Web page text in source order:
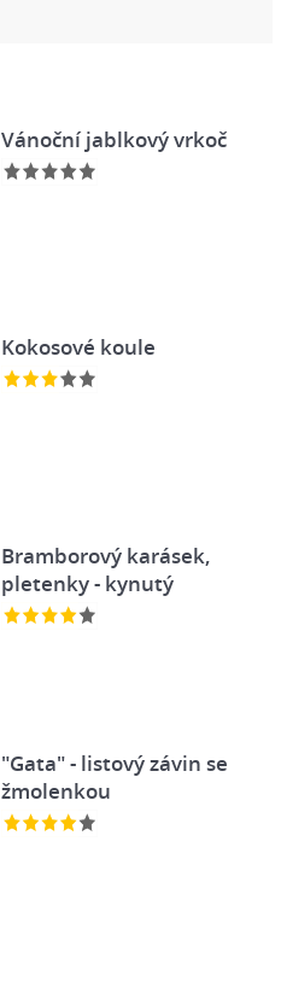
Vánoční jablkový vrkoč
Kokosové koule
Bramborový karásek,
pletenky - kynutý
"Gata" - listový závin se
žmolenkou